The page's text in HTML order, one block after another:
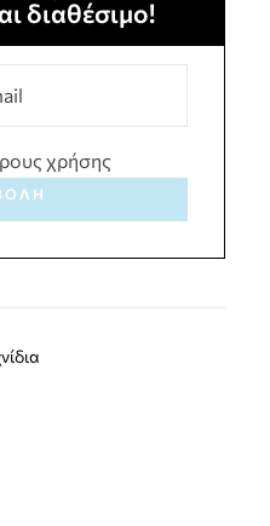
διαθέσιμο!
χρήσης